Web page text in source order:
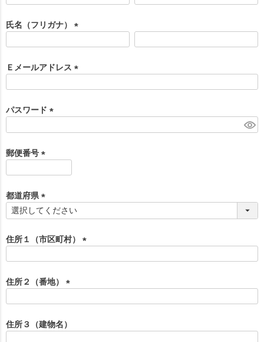
須
)
氏名（フリガナ）
須
)
Ｅメールアドレス
)
パスワード
)
郵便番号
須
)
都道府県
(
須
)
住所１（市区町村）
)
住所２（番地）
須
)
住所３（建物名）